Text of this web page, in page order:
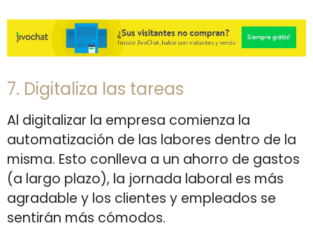
7. Digitaliza las tareas
Al digitalizar la empresa comienza la
automatización de las labores dentro de la
misma. Esto conlleva a un ahorro de gastos
(a largo plazo), la jornada laboral es más
agradable y los clientes y empleados se
sentirán más cómodos.